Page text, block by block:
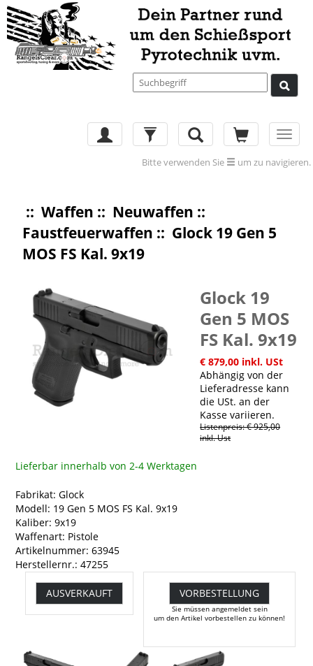
Bitte verwenden Sie um zu navigieren.
::Waffen :: Neuwaffen ::
Faustfeuerwaffen :: Glock 19 Gen 5
MOS FS Kal. 9x19
Glock 19
Gen 5 MOS
FS Kal. 9x19
€ 879,00 inkl. USt
Abhängig von der
Lieferadresse kann
die USt. an der
Kasse variieren.
Listenpreis: € 925,00
inkl. Ust
Lieferbar innerhalb von 2-4 Werktagen
Fabrikat: Glock
Modell: 19 Gen 5 MOS FS Kal. 9x19
Kaliber: 9x19
Waffenart: Pistole
Artikelnummer: 63945
Herstellernr.: 47255
AUSVERKAUFT VORBESTELLUNG
Sie müssen angemeldet sein
um den Artikel vorbestellen zu können!